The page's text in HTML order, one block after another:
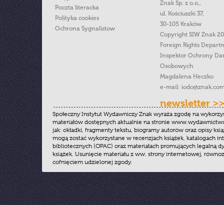
Poczta literacka
Polityka cookies
Ochrona Sygnalistow
Znak Sp. z o.o.,
ul. Kościuszki 37,
30-105 Kraków
Copyright SIW Znak
Foreign Rights
Inspektor Ochrony
Osobowych
Magdalena Heczko
e-mail:
newsletter >>
Społeczny Instytut Wydawniczy Znak wyraża zgodę na
materiałów dostępnych aktualnie na stronie
jak: okładki, fragmenty tekstu, biogramy autorów oraz opisy
mogą zostać wykorzystane w recenzjach książek, katalogach
bibliotecznych (OPAC) oraz materiałach promujących legalną
książek. Usunięcie materiału z ww. strony internetowej,
cofnięciem udzielonej zgody.